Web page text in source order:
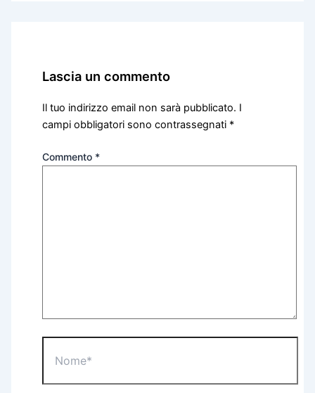
Lascia un commento
Il tuo indirizzo email non sarà pubblicato. I
campi obbligatori sono contrassegnati *
Commento *